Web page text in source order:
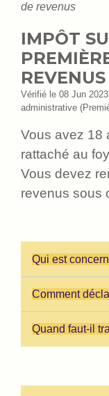
de revenus
IMPÔT
REVENUS
Vérifié le 08 Jun
administrative
Vous avez 18
rattaché au
Vous devez
revenus sous
Qui est
Comment
Quand faut-il